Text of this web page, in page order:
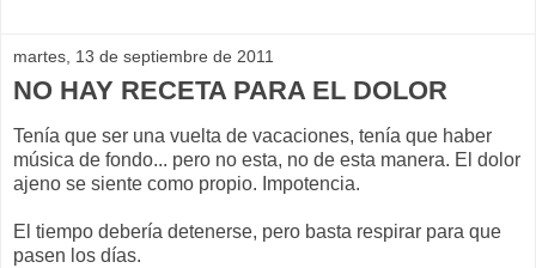
martes, 13 de septiembre de 2011
NO HAY RECETA PARA EL DOLOR
Tenía que ser una vuelta de vacaciones, tenía que haber
música de fondo... pero no esta, no de esta manera. El dolor
ajeno se siente como propio. Impotencia.
El tiempo debería detenerse, pero basta respirar para que
pasen los días.